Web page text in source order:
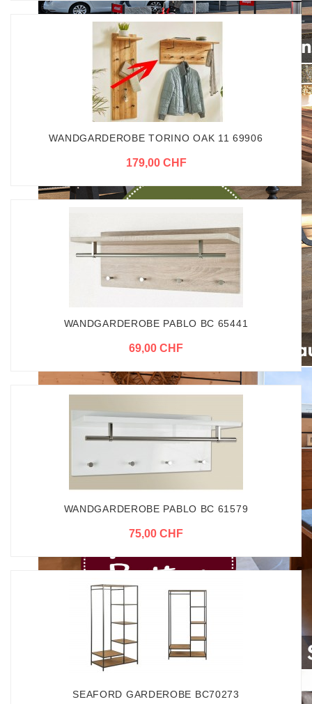
WANDGARDEROBE TORINO OAK 11 69906
179,00 CHF
WANDGARDEROBE PABLO BC 65441
69,00 CHF
WANDGARDEROBE PABLO BC 61579
75,00 CHF
SEAFORD GARDEROBE BC70273